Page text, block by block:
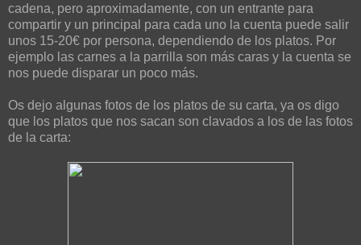
cadena, pero aproximadamente, con un entrante para
compartir y un principal para cada uno la cuenta puede salir
unos 15-20€ por persona, dependiendo de los platos. Por
ejemplo las carnes a la parrilla son más caras y la cuenta se
nos puede disparar un poco más.
Os dejo algunas fotos de los platos de su carta, ya os digo
que los platos que nos sacan son clavados a los de las fotos
de la carta: